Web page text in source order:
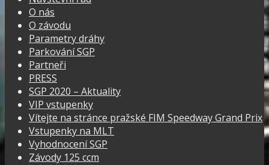
O nás
O závodu
Parametry dráhy
Parkování SGP
Partneři
PRESS
SGP 2020 – Aktuality
VIP vstupenky
Vítejte na stránce pražské FIM Speedway Grand Prix
Vstupenky na MLT
Vyhodnocení SGP
Závody 125 ccm